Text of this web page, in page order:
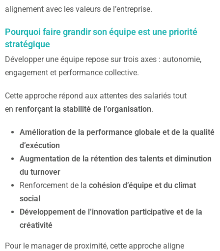
alignement avec les valeurs de l’entreprise.
Pourquoi faire grandir son équipe est une priorité
stratégique
Développer une équipe repose sur trois axes : autonomie,
engagement et performance collective.
Cette approche répond aux attentes des salariés tout
en renforçant la stabilité de l’organisation.
Amélioration de la performance globale et de la qualité
d’exécution
Augmentation de la rétention des talents et diminution
du turnover
Renforcement de la cohésion d’équipe et du climat
social
Développement de l’innovation participative et de la
créativité
Pour le manager de proximité, cette approche aligne